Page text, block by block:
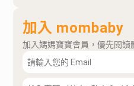
加入 mombaby
加入媽媽寶寶會員，優先閱讀